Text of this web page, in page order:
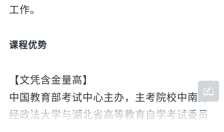
工作。
课程优势
【文凭含金量高】
中国教育部考试中心主办，主考院校中南财
经政法大学与湖北省高等教育自学考试委员